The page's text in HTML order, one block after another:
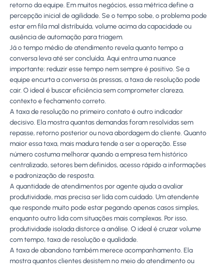
retorno da equipe. Em muitos negócios, essa métrica define a
percepção inicial de agilidade. Se o tempo sobe, o problema pode
estar em fila mal distribuída, volume acima da capacidade ou
ausência de automação para triagem.
Já o tempo médio de atendimento revela quanto tempo a
conversa leva até ser concluída. Aqui entra uma nuance
importante: reduzir esse tempo nem sempre é positivo. Se a
equipe encurta a conversa às pressas, a taxa de resolução pode
cair. O ideal é buscar eficiência sem comprometer clareza,
contexto e fechamento correto.
A taxa de resolução no primeiro contato é outro indicador
decisivo. Ela mostra quantas demandas foram resolvidas sem
repasse, retorno posterior ou nova abordagem do cliente. Quanto
maior essa taxa, mais madura tende a ser a operação. Esse
número costuma melhorar quando a empresa tem histórico
centralizado, setores bem definidos, acesso rápido a informações
e padronização de resposta.
A quantidade de atendimentos por agente ajuda a avaliar
produtividade, mas precisa ser lida com cuidado. Um atendente
que responde muito pode estar pegando apenas casos simples,
enquanto outro lida com situações mais complexas. Por isso,
produtividade isolada distorce a análise. O ideal é cruzar volume
com tempo, taxa de resolução e qualidade.
A taxa de abandono também merece acompanhamento. Ela
mostra quantos clientes desistem no meio do atendimento ou